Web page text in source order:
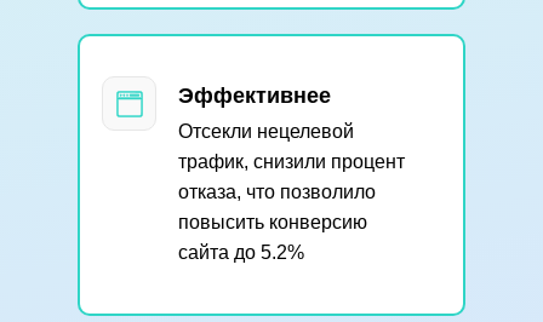
Эффективнее
Отсекли нецелевой
трафик, снизили процент
отказа, что позволило
повысить конверсию
сайта до 5.2%